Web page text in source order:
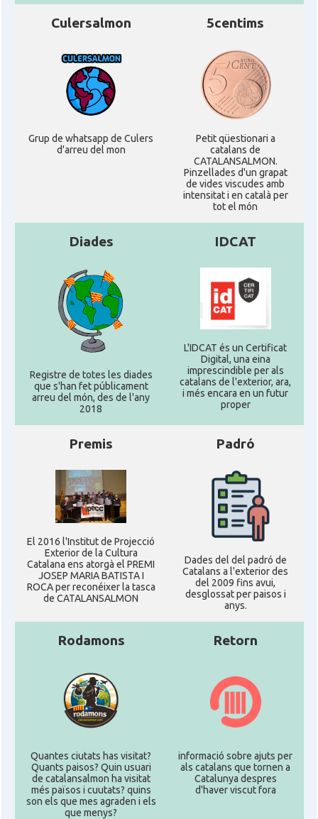
Culersalmon
Grup de whatsapp de Culers
d'arreu del mon
5centims
Petit qüestionari a
catalans de
CATALANSALMON.
Pinzellades d'un grapat
de vides viscudes amb
intensitat i en català per
tot el món
Diades
Registre de totes les diades
que s'han fet públicament
arreu del món, des de l'any
2018
IDCAT
L'IDCAT és un Certificat
Digital, una eina
imprescindible per als
catalans de l'exterior, ara,
i més encara en un futur
proper
Premis
El 2016 l'Institut de Projecció
Exterior de la Cultura
Catalana ens atorgà el PREMI
JOSEP MARIA BATISTA I
ROCA per reconéixer la tasca
de CATALANSALMON
Padró
Dades del del padró de
Catalans a l'exterior des
del 2009 fins avui,
desglossat per paisos i
anys.
Rodamons
Quantes ciutats has visitat?
Quants paisos? Quin usuari
de catalansalmon ha visitat
més països i cuutats? quins
son els que mes agraden i els
que menys?
Retorn
informació sobre ajuts per
als catalans que tornen a
Catalunya despres
d'haver viscut fora